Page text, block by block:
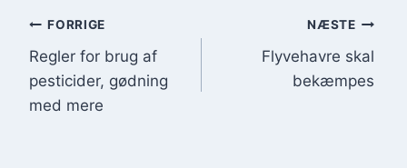
Indlægsnavigation
FORRIGE
Regler for brug af
pesticider, gødning
med mere
NÆSTE
Flyvehavre skal
bekæmpes